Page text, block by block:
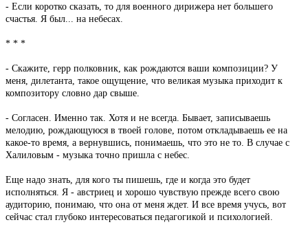
- Если коротко сказать, то для военного дирижера нет большего
счастья. Я был... на небесах.
* * *
- Скажите, герр полковник, как рождаются ваши композиции? У
меня, дилетанта, такое ощущение, что великая музыка приходит к
композитору словно дар свыше.
- Согласен. Именно так. Хотя и не всегда. Бывает, записываешь
мелодию, рождающуюся в твоей голове, потом откладываешь ее на
какое-то время, а вернувшись, понимаешь, что это не то. В случае с
Халиловым - музыка точно пришла с небес.
Еще надо знать, для кого ты пишешь, где и когда это будет
исполняться. Я - австриец и хорошо чувствую прежде всего свою
аудиторию, понимаю, что она от меня ждет. И все время учусь, вот
сейчас стал глубоко интересоваться педагогикой и психологией.